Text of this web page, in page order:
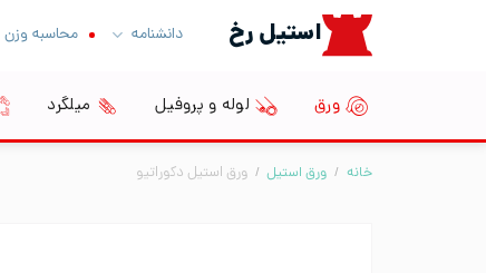
استیل رخ دانشنامه محاسبه وزن
ورق لوله و پروفیل میلگرد
خانه / ورق استیل / ورق استیل دکوراتیو